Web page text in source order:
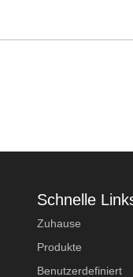
Schnelle
Zuhause
Produkte
Benutzerdefiniert